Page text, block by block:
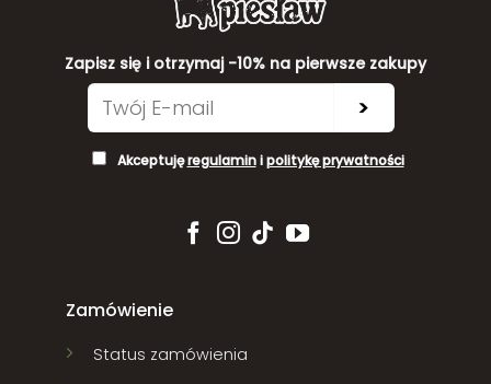
Zapisz się i otrzymaj -10% na pierwsze zakupy
>
Akceptujęregulaminipolitykę prywatności
Zamówienie
Status zamówienia